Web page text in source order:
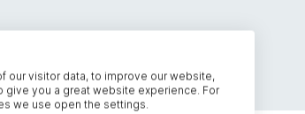
our visitor data, to improve our website,
you a great website experience. For
we use open the settings.